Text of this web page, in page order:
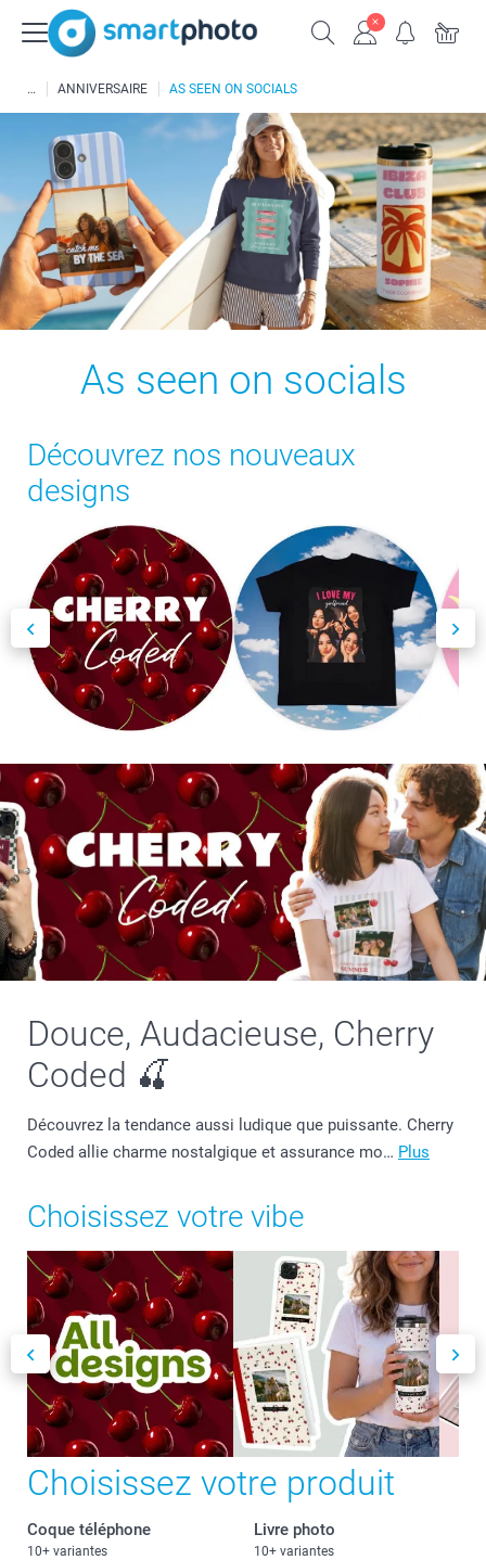
ANNIVERSAIRE AS SEEN ON SOCIALS
As seen on socials
Découvrez nos nouveaux
designs
Douce, Audacieuse, Cherry
Coded 🍒
Découvrez la tendance aussi ludique que puissante. Cherry
Coded allie charme nostalgique et assurance mo… Plus
Choisissez votre vibe
Choisissez votre produit
Coque téléphone
10+ variantes
Livre photo
10+ variantes